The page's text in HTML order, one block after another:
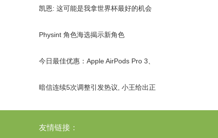
凯恩: 这可能是我拿世界杯最好的机会
Physint 角色海选揭示新角色
今日最佳优惠：Apple AirPods Pro 3、
暗信连续5次调整引发热议, 小王给出正
友情链接：